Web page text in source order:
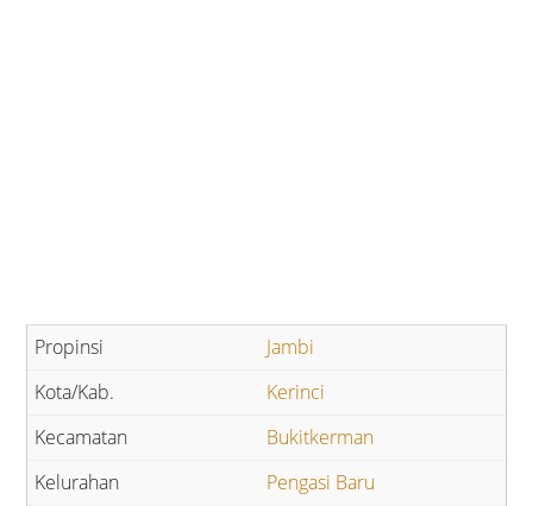
Jambi
Kerinci
Bukitkerman
Pengasi Baru